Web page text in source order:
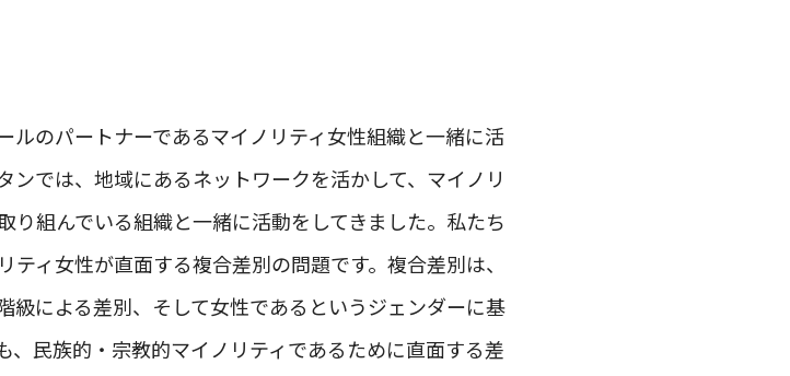
ルのパートナーであるマイノリティ女性組織と一緒に活
では、地域にあるネットワークを活かして、マイノリ
り組んでいる組織と一緒に活動をしてきました。私たち
ィ女性が直面する複合差別の問題です。複合差別は、
級による差別、そして女性であるというジェンダーに基
、民族的・宗教的マイノリティであるために直面する差